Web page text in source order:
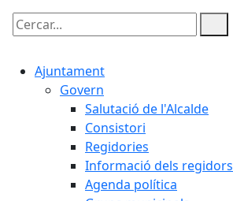
Cercar:
Ajuntament
Govern
Salutació de l'Alcalde
Consistori
Regidories
Informació dels regidors
Agenda política